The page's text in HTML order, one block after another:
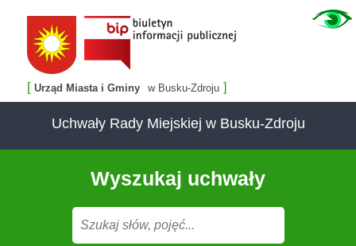
[ Urząd Miasta i Gminy w Busku-Zdroju ]
Uchwały Rady Miejskiej w Busku-Zdroju
Wyszukaj uchwały